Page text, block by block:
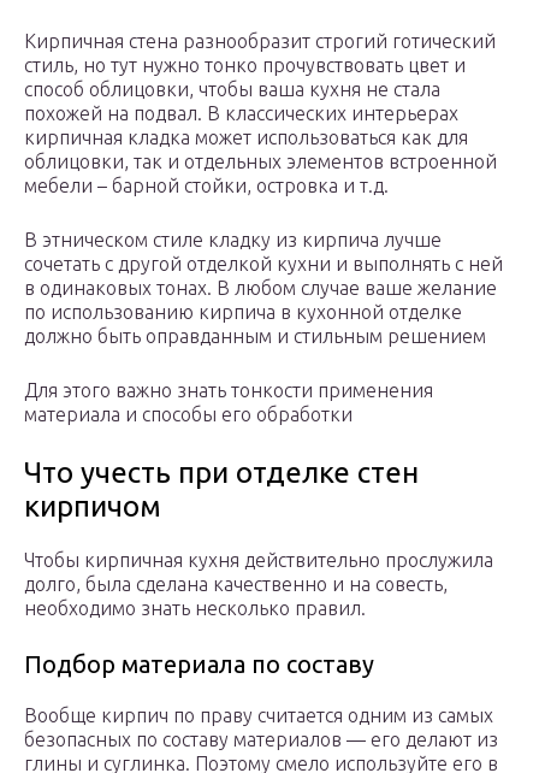
Кирпичная стена разнообразит строгий готический
стиль, но тут нужно тонко прочувствовать цвет и
способ облицовки, чтобы ваша кухня не стала
похожей на подвал. В классических интерьерах
кирпичная кладка может использоваться как для
облицовки, так и отдельных элементов встроенной
мебели – барной стойки, островка и т.д.
В этническом стиле кладку из кирпича лучше
сочетать с другой отделкой кухни и выполнять с ней
в одинаковых тонах. В любом случае ваше желание
по использованию кирпича в кухонной отделке
должно быть оправданным и стильным решением
Для этого важно знать тонкости применения
материала и способы его обработки
Что учесть при отделке стен
кирпичом
Чтобы кирпичная кухня действительно прослужила
долго, была сделана качественно и на совесть,
необходимо знать несколько правил.
Подбор материала по составу
Вообще кирпич по праву считается одним из самых
безопасных по составу материалов — его делают из
глины и суглинка. Поэтому смело используйте его в